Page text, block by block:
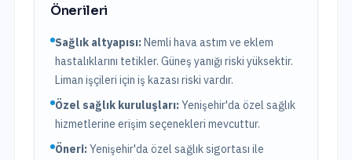
Önerileri
Sağlık altyapısı:Nemli hava astım ve eklem
hastalıklarını tetikler. Güneş yanığı riski yüksektir.
Liman işçileri için iş kazası riski vardır.
Özel sağlık kuruluşları:Yenişehir'daözel sağlık
hizmetlerine erişim seçenekleri mevcuttur.
Öneri:Yenişehir'da özel sağlık sigortası ile